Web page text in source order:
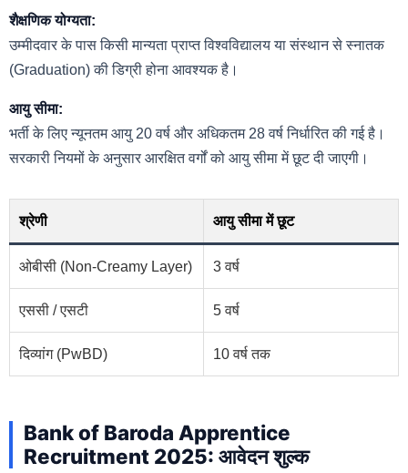
शैक्षणिक योग्यता:
उम्मीदवार के पास किसी मान्यता प्राप्त विश्वविद्यालय या संस्थान से स्नातक
(Graduation) की डिग्री होना आवश्यक है।
आयु सीमा:
भर्ती के लिए न्यूनतम आयु 20 वर्ष और अधिकतम 28 वर्ष निर्धारित की गई है।
सरकारी नियमों के अनुसार आरक्षित वर्गों को आयु सीमा में छूट दी जाएगी।
श्रेणी आयु सीमा में छूट
ओबीसी (Non-Creamy Layer) 3 वर्ष
एससी / एसटी 5 वर्ष
दिव्यांग (PwBD) 10 वर्ष तक
Bank of Baroda Apprentice
Recruitment 2025: आवेदन शुल्क